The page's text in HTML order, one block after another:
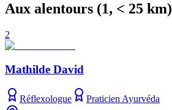
Aux alentours (1, < 25 km)
2
Mathilde David
Réflexologue
Praticien Ayurvéda